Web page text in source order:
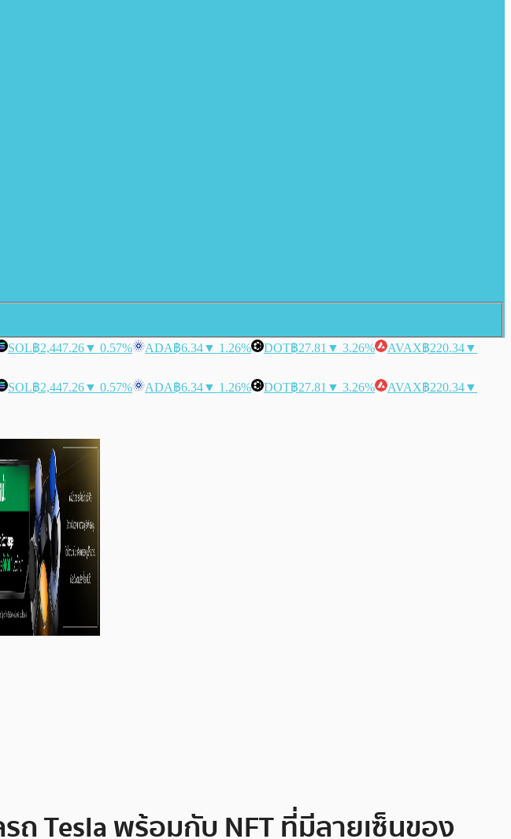
SOL฿2,447.26▼ 0.57% ADA฿6.34▼ 1.26% DOT฿27.81 ▼ 3.26% AVAX฿220.34▼
SOL฿2,447.26▼ 0.57% ADA฿6.34▼ 1.26% DOT฿27.81 ▼ 3.26% AVAX฿220.34▼
ถ Tesla พร้อมกับ NFT ที่มีลายเซ็นของ